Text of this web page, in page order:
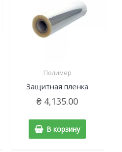
Полимер
Защитная пленка
₴ 4,135.00
В корзину